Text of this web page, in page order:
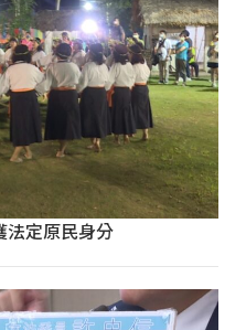
法定原民身分